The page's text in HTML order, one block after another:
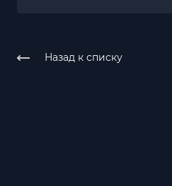
Назад к списку